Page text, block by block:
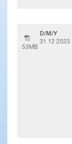
53MB
D/M/Y
31 12 2023